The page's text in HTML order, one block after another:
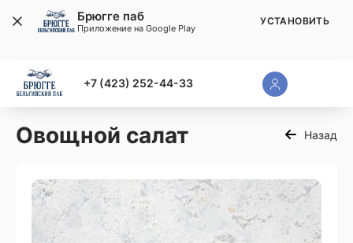
+7 (423) 252-44-33
Овощной салат Назад
Брюгге паб
Приложение на Google Play
УСТАНОВИТЬ